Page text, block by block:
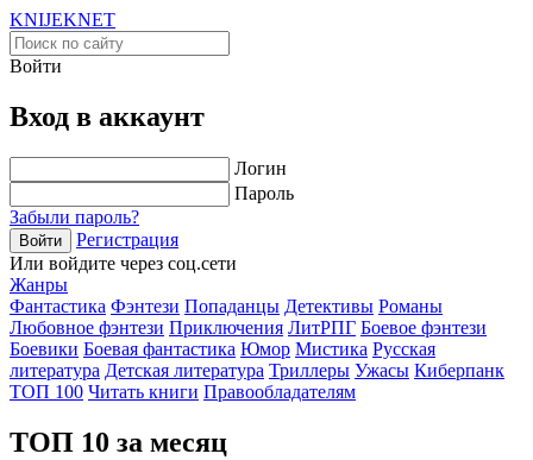
KNIJEKNET
Войти
Вход в аккаунт
Логин
Пароль
Забыли пароль?
Войти
Регистрация
Или войдите через соц.сети
Жанры
Фантастика Фэнтези Попаданцы Детективы Романы
Любовное фэнтези Приключения ЛитРПГ Боевое фэнтези
Боевики Боевая фантастика Юмор Мистика Русская
литература Детская литература Триллеры Ужасы Киберпанк
ТОП 100 Читать книги Правообладателям
ТОП 10 за месяц